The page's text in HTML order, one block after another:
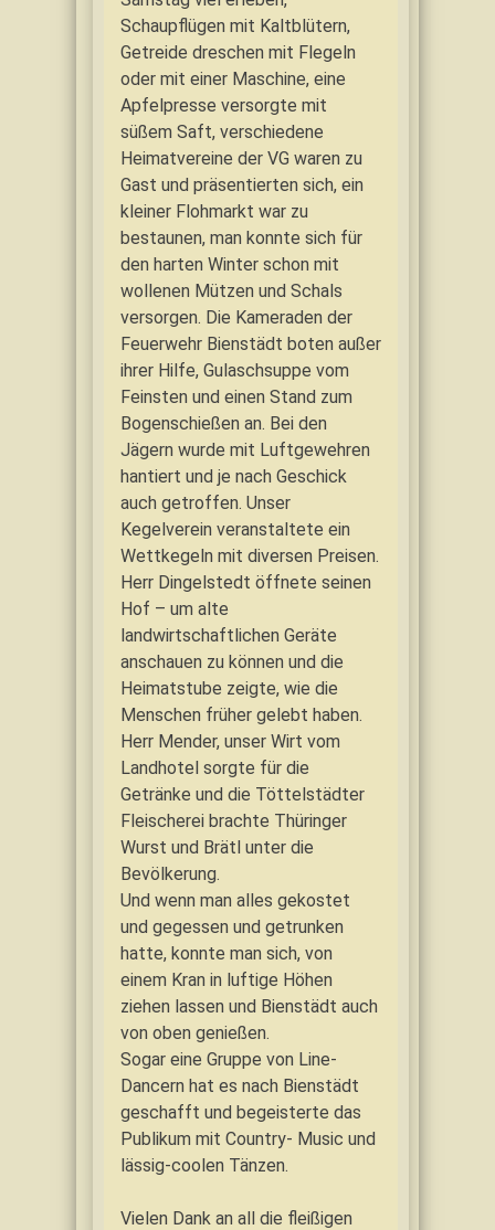
Schaupflügen mit Kaltblütern,
Getreide dreschen mit Flegeln
oder mit einer Maschine, eine
Apfelpresse versorgte mit
süßem Saft, verschiedene
Heimatvereine der VG waren zu
Gast und präsentierten sich, ein
kleiner Flohmarkt war zu
bestaunen, man konnte sich für
den harten Winter schon mit
wollenen Mützen und Schals
versorgen. Die Kameraden der
Feuerwehr Bienstädt boten außer
ihrer Hilfe, Gulaschsuppe vom
Feinsten und einen Stand zum
Bogenschießen an. Bei den
Jägern wurde mit Luftgewehren
hantiert und je nach Geschick
auch getroffen. Unser
Kegelverein veranstaltete ein
Wettkegeln mit diversen Preisen.
Herr Dingelstedt öffnete seinen
Hof – um alte
landwirtschaftlichen Geräte
anschauen zu können und die
Heimatstube zeigte, wie die
Menschen früher gelebt haben.
Herr Mender, unser Wirt vom
Landhotel sorgte für die
Getränke und die Töttelstädter
Fleischerei brachte Thüringer
Wurst und Brätl unter die
Bevölkerung.
Und wenn man alles gekostet
und gegessen und getrunken
hatte, konnte man sich, von
einem Kran in luftige Höhen
ziehen lassen und Bienstädt auch
von oben genießen.
Sogar eine Gruppe von Line-
Dancern hat es nach Bienstädt
geschafft und begeisterte das
Publikum mit Country- Music und
lässig-coolen Tänzen.
Vielen Dank an all die fleißigen